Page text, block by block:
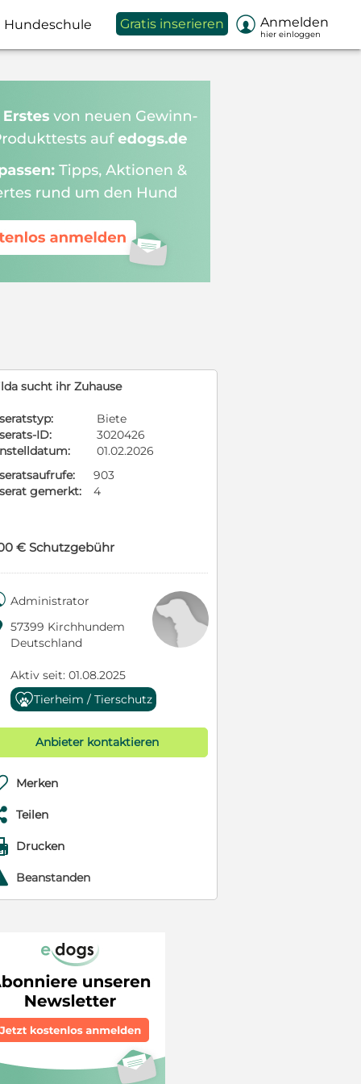
Hundeschule Gratis inserieren  Anmelden
hier einloggen
sucht ihr Zuhause
Biete
ID:
3020426
01.02.2026
903
gemerkt:
4
€ Schutzgebühr
Administrator
57399 Kirchhundem
Deutschland
Aktiv seit: 01.08.2025
Tierheim / Tierschutz
Anbieter kontaktieren
Merken
Teilen
Drucken
Beanstanden